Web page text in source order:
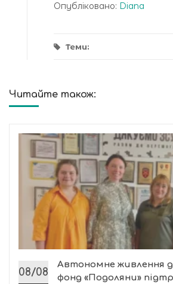
Опубліковано: Diana
Теми:
Читайте також:
08/08
Автономне живлення
фонд «Подоляни»